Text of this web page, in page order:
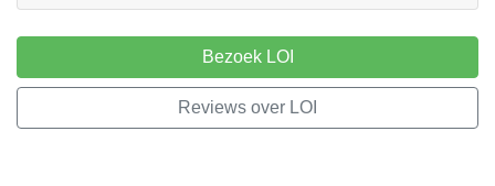
Bezoek LOI
Reviews over LOI